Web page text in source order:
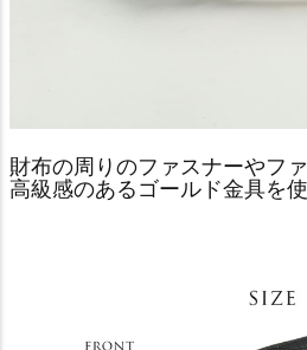
財布の周りのファスナーやフ
高級感のあるゴールド金具を